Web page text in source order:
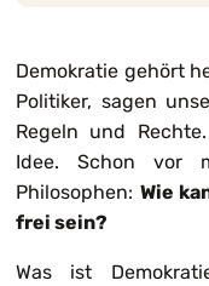
Demokratie gehört
Politiker, sagen
Regeln und
Idee. Schon vor
Philosophen: Wie
frei sein?
Was ist